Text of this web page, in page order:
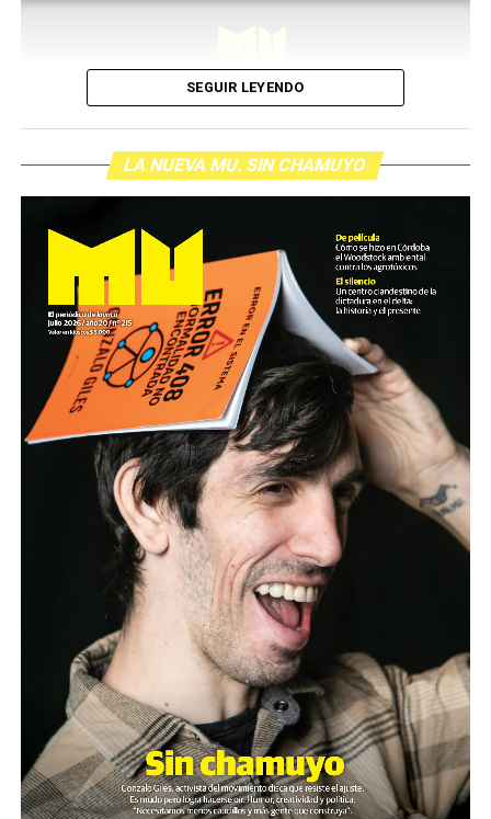
SEGUIR LEYENDO
LA NUEVA MU. SIN CHAMUYO